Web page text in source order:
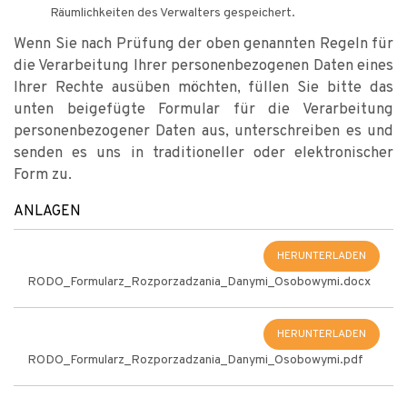
Räumlichkeiten des Verwalters gespeichert.
Wenn Sie nach Prüfung der oben genannten Regeln für
die Verarbeitung Ihrer personenbezogenen Daten eines
Ihrer Rechte ausüben möchten, füllen Sie bitte das
unten beigefügte Formular für die Verarbeitung
personenbezogener Daten aus, unterschreiben es und
senden es uns in traditioneller oder elektronischer
Form zu.
ANLAGEN
HERUNTERLADEN
RODO_Formularz_Rozporzadzania_Danymi_Osobowymi.docx
HERUNTERLADEN
RODO_Formularz_Rozporzadzania_Danymi_Osobowymi.pdf